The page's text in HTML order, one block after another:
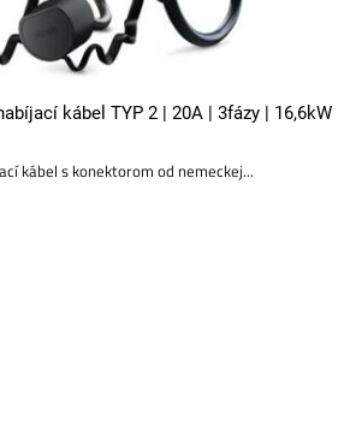
kábel TYP 2 | 20A | 3fázy | 16,6kW
kábel s konektorom od nemeckej...